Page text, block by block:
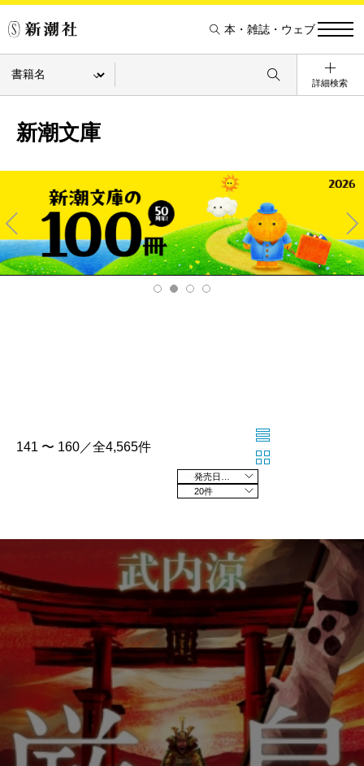
本・雑誌・ウェブ
詳細検索
新潮文庫
Pre
v
Ne
xt
141 〜 160／全4,565件
20件